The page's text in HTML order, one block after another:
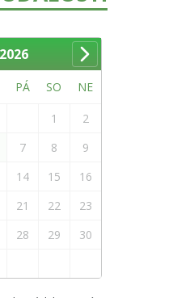
2026
PÁ SO NE
1
2
7 8
9
14 15
16
21 22
23
28 29
30